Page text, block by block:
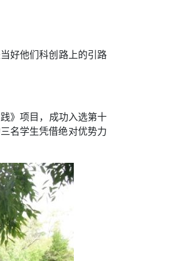
好他们科创路上的引路
》项目，成功入选第十
名学生凭借绝对优势力